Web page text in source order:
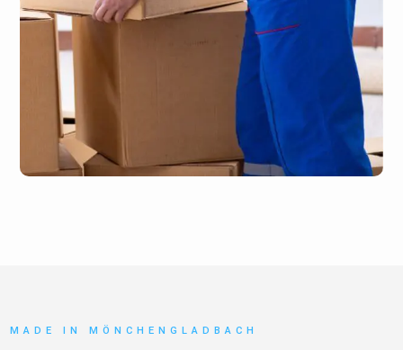
MADE IN MÖNCHENGLADBACH